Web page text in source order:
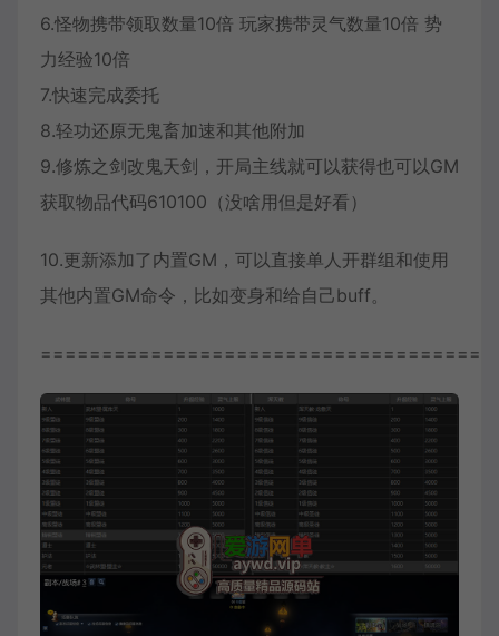
6.怪物携带领取数量10倍 玩家携带灵气数量10倍 势
力经验10倍
7.快速完成委托
8.轻功还原无鬼畜加速和其他附加
9.修炼之剑改鬼天剑，开局主线就可以获得也可以GM
获取物品代码610100（没啥用但是好看）
10.更新添加了内置GM，可以直接单人开群组和使用
其他内置GM命令，比如变身和给自己buff。